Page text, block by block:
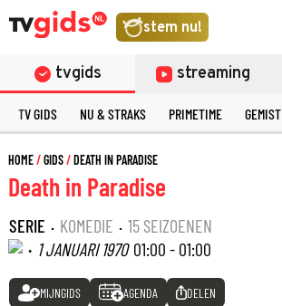
stem nu!
tvgids streaming
TV GIDS NU & STRAKS PRIMETIME GEMIST
HOME GIDS DEATH IN PARADISE
Death in Paradise
SERIE · KOMEDIE · 15 SEIZOENEN
· 1 JANUARI 1970 01:00 - 01:00
MIJNGIDS AGENDA DELEN